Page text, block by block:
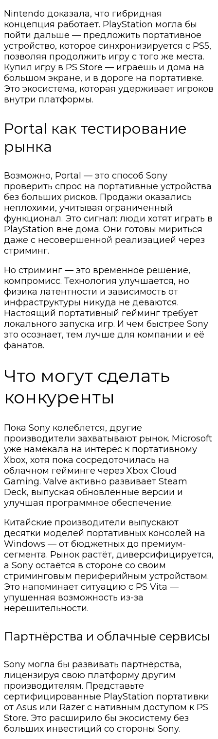
Nintendo доказала, что гибридная
концепция работает. PlayStation могла бы
пойти дальше — предложить портативное
устройство, которое синхронизируется с PS5,
позволяя продолжить игру с того же места.
Купил игру в PS Store — играешь и дома на
большом экране, и в дороге на портативке.
Это экосистема, которая удерживает игроков
внутри платформы.
Portal как тестирование
рынка
Возможно, Portal — это способ Sony
проверить спрос на портативные устройства
без больших рисков. Продажи оказались
неплохими, учитывая ограниченный
функционал. Это сигнал: люди хотят играть в
PlayStation вне дома. Они готовы мириться
даже с несовершенной реализацией через
стриминг.
Но стриминг — это временное решение,
компромисс. Технология улучшается, но
физика латентности и зависимость от
инфраструктуры никуда не деваются.
Настоящий портативный гейминг требует
локального запуска игр. И чем быстрее Sony
это осознает, тем лучше для компании и её
фанатов.
Что могут сделать
конкуренты
Пока Sony колеблется, другие
производители захватывают рынок. Microsoft
уже намекала на интерес к портативному
Xbox, хотя пока сосредоточилась на
облачном гейминге через Xbox Cloud
Gaming. Valve активно развивает Steam
Deck, выпуская обновлённые версии и
улучшая программное обеспечение.
Китайские производители выпускают
десятки моделей портативных консолей на
Windows — от бюджетных до премиум-
сегмента. Рынок растёт, диверсифицируется,
а Sony остаётся в стороне со своим
стриминговым периферийным устройством.
Это напоминает ситуацию с PS Vita —
упущенная возможность из-за
нерешительности.
Партнёрства и облачные сервисы
Sony могла бы развивать партнёрства,
лицензируя свою платформу другим
производителям. Представьте
сертифицированные PlayStation портативки
от Asus или Razer с нативным доступом к PS
Store. Это расширило бы экосистему без
больших инвестиций со стороны Sony.